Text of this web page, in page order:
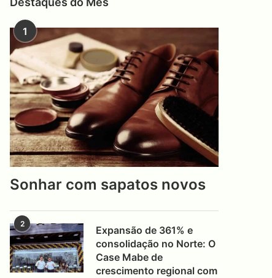
1
Sonhar com sapatos novos
2
Expansão de 361% e
consolidação no Norte: O
Case Mabe de
crescimento regional com